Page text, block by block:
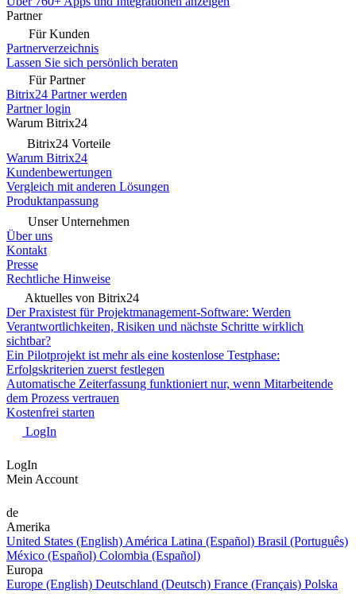
Partner
Für Kunden
Partnerverzeichnis
Lassen Sie sich persönlich beraten
Für Partner
Bitrix24 Partner werden
Partner login
Warum Bitrix24
Bitrix24 Vorteile
Warum Bitrix24
Kundenbewertungen
Vergleich mit anderen Lösungen
Produktanpassung
Unser Unternehmen
Über uns
Kontakt
Presse
Rechtliche Hinweise
Aktuelles von Bitrix24
Der Praxistest für Projektmanagement-Software: Werden
Verantwortlichkeiten, Risiken und nächste Schritte wirklich
sichtbar?
Ein Pilotprojekt ist mehr als eine kostenlose Testphase:
Erfolgskriterien zuerst festlegen
Automatische Zeiterfassung funktioniert nur, wenn Mitarbeitende
dem Prozess vertrauen
Kostenfrei starten
LogIn
LogIn
Mein Account
de
Amerika
United States (English) América Latina (Español) Brasil (Português)
México (Español) Colombia (Español)
Europa
Europe (English) Deutschland (Deutsch) France (Français) Polska